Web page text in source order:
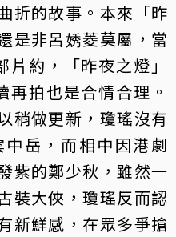
折的故事。本來「昨
是非呂㛢菱莫屬，當
約，「昨夜之燈」
拍也是合情合理。
稍做更新，瓊瑤沒有
岳，而相中因港劇
紫的鄭少秋，雖然一
裝大俠，瓊瑤反而認
新鮮感，在眾多爭搶